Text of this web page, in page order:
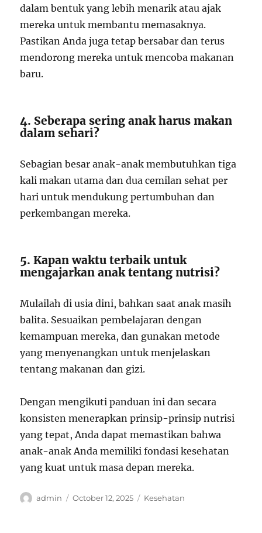
dalam bentuk yang lebih menarik atau ajak
mereka untuk membantu memasaknya.
Pastikan Anda juga tetap bersabar dan terus
mendorong mereka untuk mencoba makanan
baru.
4. Seberapa sering anak harus makan
dalam sehari?
Sebagian besar anak-anak membutuhkan tiga
kali makan utama dan dua cemilan sehat per
hari untuk mendukung pertumbuhan dan
perkembangan mereka.
5. Kapan waktu terbaik untuk
mengajarkan anak tentang nutrisi?
Mulailah di usia dini, bahkan saat anak masih
balita. Sesuaikan pembelajaran dengan
kemampuan mereka, dan gunakan metode
yang menyenangkan untuk menjelaskan
tentang makanan dan gizi.
Dengan mengikuti panduan ini dan secara
konsisten menerapkan prinsip-prinsip nutrisi
yang tepat, Anda dapat memastikan bahwa
anak-anak Anda memiliki fondasi kesehatan
yang kuat untuk masa depan mereka.
Author
admin
Posted
October 12, 2025 Categories
Kesehatan